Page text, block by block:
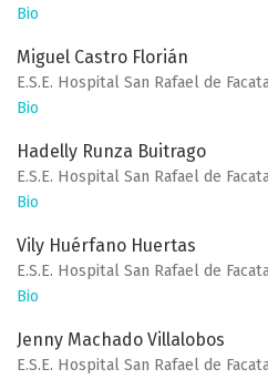
Bio
Miguel Castro Florián
E.S.E. Hospital San Rafael de
Bio
Hadelly Runza Buitrago
E.S.E. Hospital San Rafael de
Bio
Vily Huérfano Huertas
E.S.E. Hospital San Rafael de
Bio
Jenny Machado Villalobos
E.S.E. Hospital San Rafael de